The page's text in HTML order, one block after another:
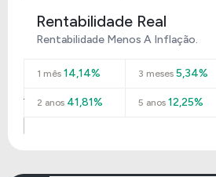
Rentabilidade Real
Rentabilidade Menos A Inflação.
1 mês 14,14% 3 meses 5,34%
2 anos 41,81% 5 anos 12,25%